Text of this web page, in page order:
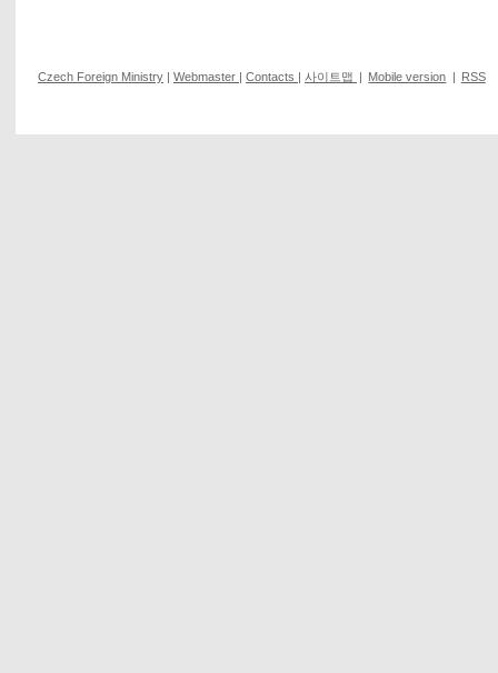
Czech Foreign Ministry | Webmaster | Contacts | 사이트맵 | Mobile version | RSS